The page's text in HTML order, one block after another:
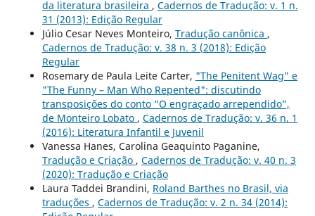
da literatura brasileira , Cadernos de Tradução: v. 1 n.
31 (2013): Edição Regular
Júlio Cesar Neves Monteiro, Tradução canônica ,
Cadernos de Tradução: v. 38 n. 3 (2018): Edição
Regular
Rosemary de Paula Leite Carter, "The Penitent Wag" e
"The Funny – Man Who Repented": discutindo
transposições do conto “O engraçado arrependido”,
de Monteiro Lobato , Cadernos de Tradução: v. 36 n. 1
(2016): Literatura Infantil e Juvenil
Vanessa Hanes, Carolina Geaquinto Paganine,
Tradução e Criação , Cadernos de Tradução: v. 40 n. 3
(2020): Tradução e Criação
Laura Taddei Brandini, Roland Barthes no Brasil, via
traduções , Cadernos de Tradução: v. 2 n. 34 (2014):